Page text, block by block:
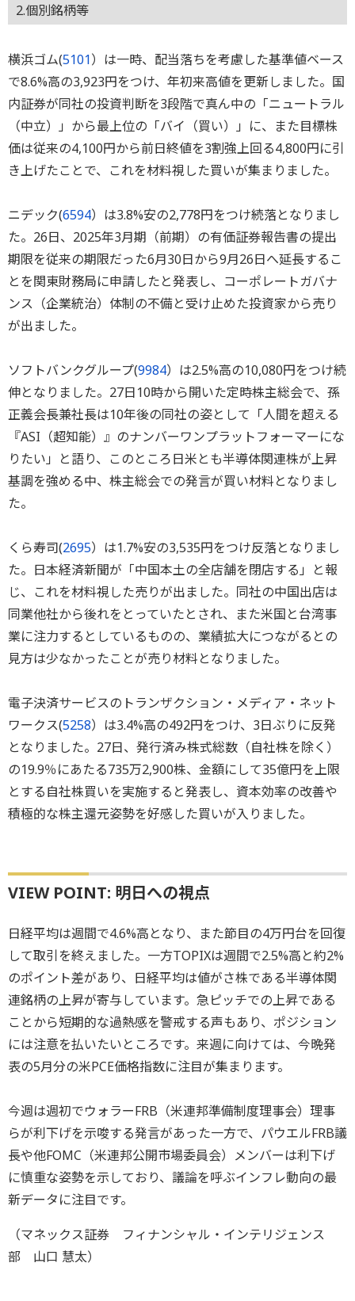
2.個別銘柄等
横浜ゴム(5101）は一時、配当落ちを考慮した基準値ベース
で8.6%高の3,923円をつけ、年初来高値を更新しました。国
内証券が同社の投資判断を3段階で真ん中の「ニュートラル
（中立）」から最上位の「バイ（買い）」に、また目標株
価は従来の4,100円から前日終値を3割強上回る4,800円に引
き上げたことで、これを材料視した買いが集まりました。
ニデック(6594）は3.8%安の2,778円をつけ続落となりまし
た。26日、2025年3月期（前期）の有価証券報告書の提出
期限を従来の期限だった6月30日から9月26日へ延長するこ
とを関東財務局に申請したと発表し、コーポレートガバナ
ンス（企業統治）体制の不備と受け止めた投資家から売り
が出ました。
ソフトバンクグループ(9984）は2.5%高の10,080円をつけ続
伸となりました。27日10時から開いた定時株主総会で、孫
正義会長兼社長は10年後の同社の姿として「人間を超える
『ASI（超知能）』のナンバーワンプラットフォーマーにな
りたい」と語り、このところ日米とも半導体関連株が上昇
基調を強める中、株主総会での発言が買い材料となりまし
た。
くら寿司(2695）は1.7%安の3,535円をつけ反落となりまし
た。日本経済新聞が「中国本土の全店舗を閉店する」と報
じ、これを材料視した売りが出ました。同社の中国出店は
同業他社から後れをとっていたとされ、また米国と台湾事
業に注力するとしているものの、業績拡大につながるとの
見方は少なかったことが売り材料となりました。
電子決済サービスのトランザクション・メディア・ネット
ワークス(5258）は3.4%高の492円をつけ、3日ぶりに反発
となりました。27日、発行済み株式総数（自社株を除く）
の19.9％にあたる735万2,900株、金額にして35億円を上限
とする自社株買いを実施すると発表し、資本効率の改善や
積極的な株主還元姿勢を好感した買いが入りました。
VIEW POINT: 明日への視点
日経平均は週間で4.6%高となり、また節目の4万円台を回復
して取引を終えました。一方TOPIXは週間で2.5%高と約2%
のポイント差があり、日経平均は値がさ株である半導体関
連銘柄の上昇が寄与しています。急ピッチでの上昇である
ことから短期的な過熱感を警戒する声もあり、ポジション
には注意を払いたいところです。来週に向けては、今晩発
表の5月分の米PCE価格指数に注目が集まります。
今週は週初でウォラーFRB（米連邦準備制度理事会）理事
らが利下げを示唆する発言があった一方で、パウエルFRB議
長や他FOMC（米連邦公開市場委員会）メンバーは利下げ
に慎重な姿勢を示しており、議論を呼ぶインフレ動向の最
新データに注目です。
（マネックス証券 フィナンシャル・インテリジェンス
部 山口 慧太）